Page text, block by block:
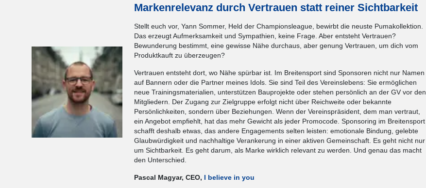
Markenrelevanz durch Vertrauen statt reiner Sichtbarkeit
Stellt euch vor, Yann Sommer, Held der Championsleague, bewirbt die neuste Pumakollektion.
Das erzeugt Aufmerksamkeit und Sympathien, keine Frage. Aber entsteht Vertrauen?
Bewunderung bestimmt, eine gewisse Nähe durchaus, aber genung Vertrauen, um dich vom
Produktkauft zu überzeugen?
Vertrauen entsteht dort, wo Nähe spürbar ist. Im Breitensport sind Sponsoren nicht nur Namen
auf Bannern oder die Partner meines Idols. Sie sind Teil des Vereinslebens: Sie ermöglichen
neue Trainingsmaterialien, unterstützen Bauprojekte oder stehen persönlich an der GV vor den
Mitgliedern. Der Zugang zur Zielgruppe erfolgt nicht über Reichweite oder bekannte
Persönlichkeiten, sondern über Beziehungen. Wenn der Vereinspräsident, dem man vertraut,
ein Angebot empfiehlt, hat das mehr Gewicht als jeder Promocode. Sponsoring im Breitensport
schafft deshalb etwas, das andere Engagements selten leisten: emotionale Bindung, gelebte
Glaubwürdigkeit und nachhaltige Verankerung in einer aktiven Gemeinschaft. Es geht nicht nur
um Sichtbarkeit. Es geht darum, als Marke wirklich relevant zu werden. Und genau das macht
den Unterschied.
Pascal Magyar, CEO, I believe in you